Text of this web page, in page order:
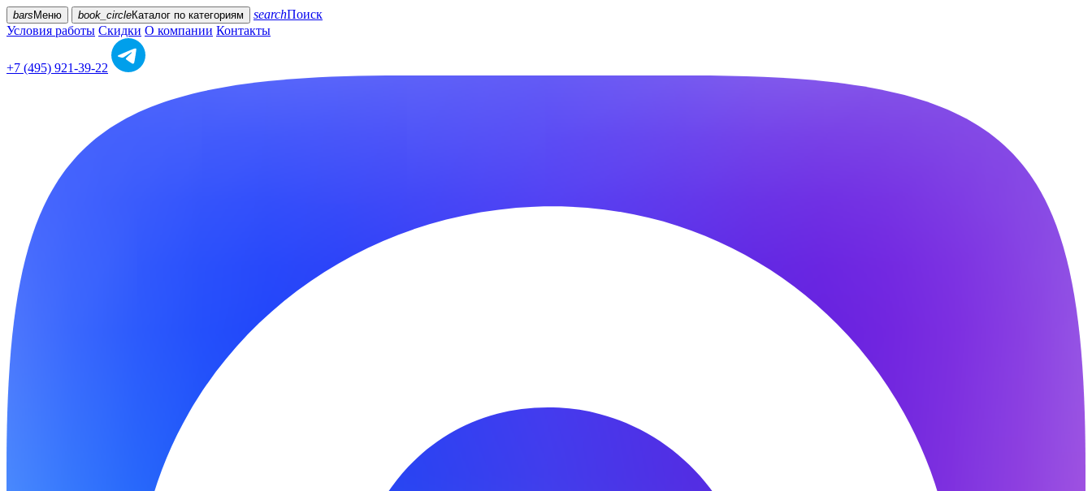
bars Меню book_circleКаталог по категориям searchПоиск
Условия работы Скидки О компании Контакты
+7 (495) 921-39-22